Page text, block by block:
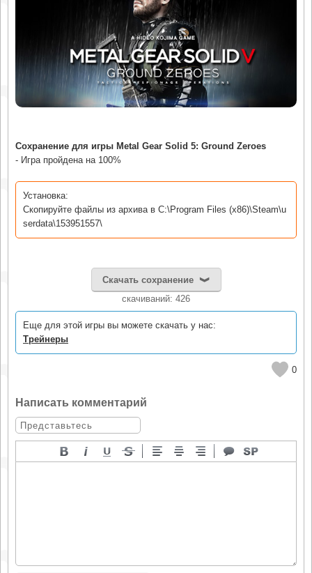
Сохранение для игры Metal Gear Solid 5: Ground Zeroes
- Игра пройдена на 100%
Установка:
Скопируйте файлы из архива в C:\Program Files (x86)\Steam\u
serdata\153951557\
Скачать сохранение
cкачиваний: 426
Еще для этой игры вы можете скачать у нас:
Трейнеры
0
Написать комментарий